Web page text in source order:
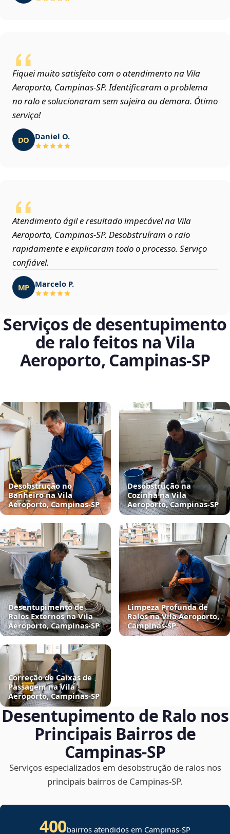
Fiquei muito satisfeito com o atendimento na Vila
Aeroporto, Campinas‑SP. Identificaram o problema
no ralo e solucionaram sem sujeira ou demora. Ótimo
serviço!
DO Daniel O.
Atendimento ágil e resultado impecável na Vila
Aeroporto, Campinas‑SP. Desobstruíram o ralo
rapidamente e explicaram todo o processo. Serviço
confiável.
MP Marcelo P.
Serviços de desentupimento
de ralo feitos na Vila
Aeroporto, Campinas‑SP
Desobstrução no
Banheiro na Vila
Aeroporto, Campinas‑SP
Desobstrução na
Cozinha na Vila
Aeroporto, Campinas‑SP
Desentupimento de
Ralos Externos na Vila
Aeroporto, Campinas‑SP
Limpeza Profunda de
Ralos na Vila Aeroporto,
Campinas‑SP
Correção de Caixas de
Passagem na Vila
Aeroporto, Campinas‑SP
Desentupimento de Ralo nos
Principais Bairros de
Campinas‑SP
Serviços especializados em desobstrução de ralos nos
principais bairros de Campinas‑SP.
400bairros atendidos em Campinas-SP